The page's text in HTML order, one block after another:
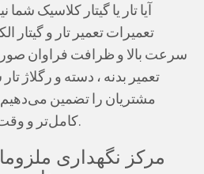
آیا تار یا گیتار کلاسیک شما
تعمیرات تعمیر تار و گیتار
سرعت بالا و ظرافت فراوان
تعمیر بدنه ، دسته و رگلاژ
مشتریان را تضمین
کامل‌تر و وقت با ما تماس بگیرید بگیرید.
مرکز نگهداری